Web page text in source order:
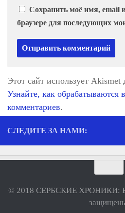
Сохранить моё имя, email
браузере для последующих
Этот сайт использует
Узнайте, как обрабатываются
комментариев.
СЛЕДИТЕ ЗА НАМИ:
© 2018 СЕРБСКИЕ ХРОНИКИ: